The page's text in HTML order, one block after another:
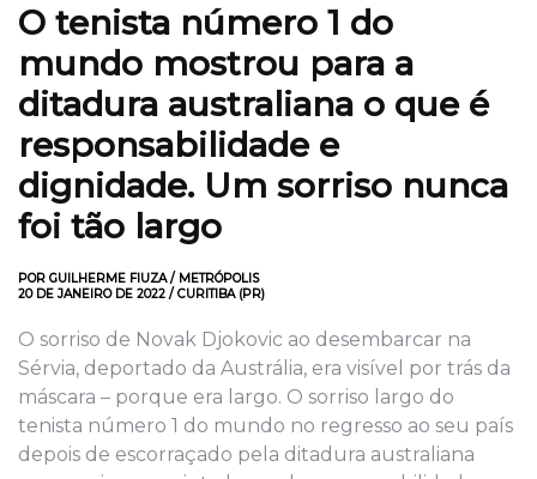
O tenista número 1 do
mundo mostrou para a
ditadura australiana o que é
responsabilidade e
dignidade. Um sorriso nunca
foi tão largo
POR GUILHERME FIUZA / METRÓPOLIS
20 DE JANEIRO DE 2022 / CURITIBA (PR)
O sorriso de Novak Djokovic ao desembarcar na
Sérvia, deportado da Austrália, era visível por trás da
máscara – porque era largo. O sorriso largo do
tenista número 1 do mundo no regresso ao seu país
depois de escorraçado pela ditadura australiana